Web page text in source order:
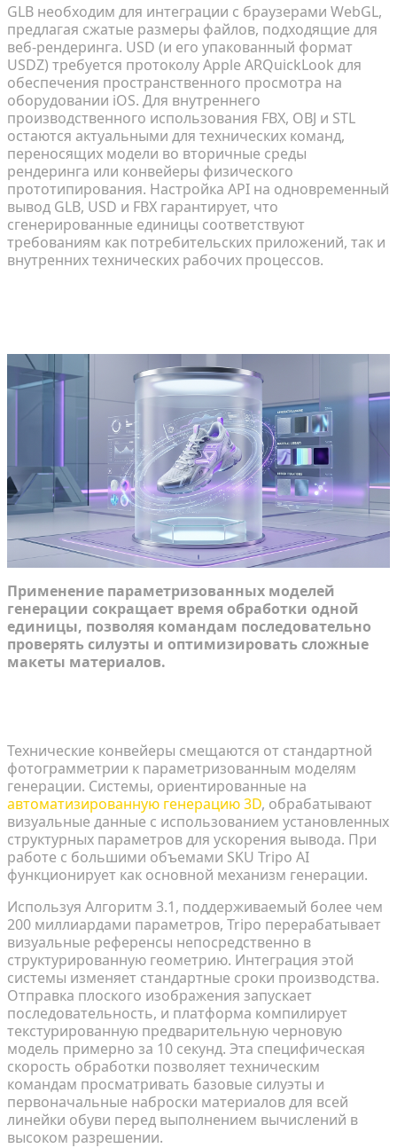
GLB необходим для интеграции с браузерами WebGL,
предлагая сжатые размеры файлов, подходящие для
веб-рендеринга. USD (и его упакованный формат
USDZ) требуется протоколу Apple ARQuickLook для
обеспечения пространственного просмотра на
оборудовании iOS. Для внутреннего
производственного использования FBX, OBJ и STL
остаются актуальными для технических команд,
переносящих модели во вторичные среды
рендеринга или конвейеры физического
прототипирования. Настройка API на одновременный
вывод GLB, USD и FBX гарантирует, что
сгенерированные единицы соответствуют
требованиям как потребительских приложений, так и
внутренних технических рабочих процессов.
Применение параметризованных моделей
генерации сокращает время обработки одной
единицы, позволяя командам последовательно
проверять силуэты и оптимизировать сложные
макеты материалов.
Технические конвейеры смещаются от стандартной
фотограмметрии к параметризованным моделям
генерации. Системы, ориентированные на
автоматизированную генерацию 3D, обрабатывают
визуальные данные с использованием установленных
структурных параметров для ускорения вывода. При
работе с большими объемами SKU Tripo AI
функционирует как основной механизм генерации.
Используя Алгоритм 3.1, поддерживаемый более чем
200 миллиардами параметров, Tripo перерабатывает
визуальные референсы непосредственно в
структурированную геометрию. Интеграция этой
системы изменяет стандартные сроки производства.
Отправка плоского изображения запускает
последовательность, и платформа компилирует
текстурированную предварительную черновую
модель примерно за 10 секунд. Эта специфическая
скорость обработки позволяет техническим
командам просматривать базовые силуэты и
первоначальные наброски материалов для всей
линейки обуви перед выполнением вычислений в
высоком разрешении.